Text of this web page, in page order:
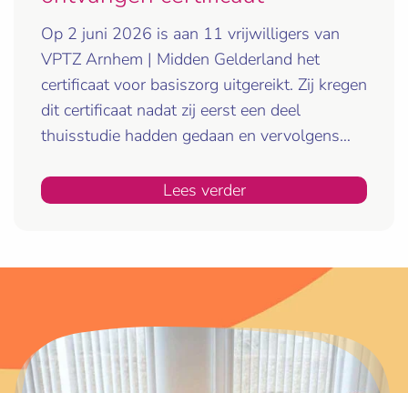
Op 2 juni 2026 is aan 11 vrijwilligers van
VPTZ Arnhem | Midden Gelderland het
certificaat voor basiszorg uitgereikt. Zij kregen
dit certificaat nadat zij eerst een deel
thuisstudie hadden gedaan en vervolgens…
Lees verder